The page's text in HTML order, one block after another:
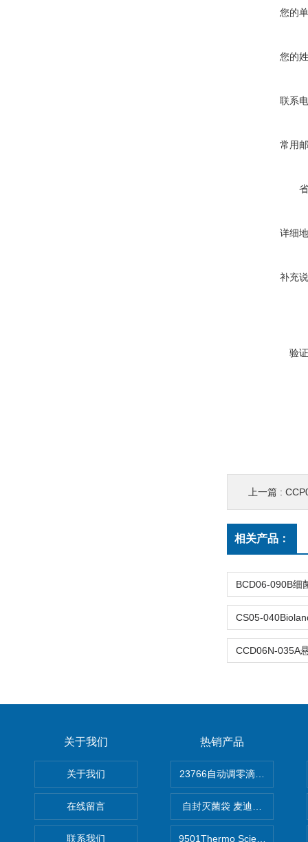
您的
您的
联系
常用
详细
补充
验
上一篇 :
相关产品：
关于我们
关于我们
在线留言
联系我们
热销产品
自封灭菌袋 麦迪康Medicom
9501Thermo Scientific S1移